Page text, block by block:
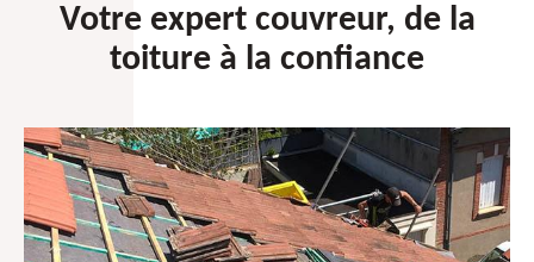
Votre expert couvreur, de la
toiture à la confiance